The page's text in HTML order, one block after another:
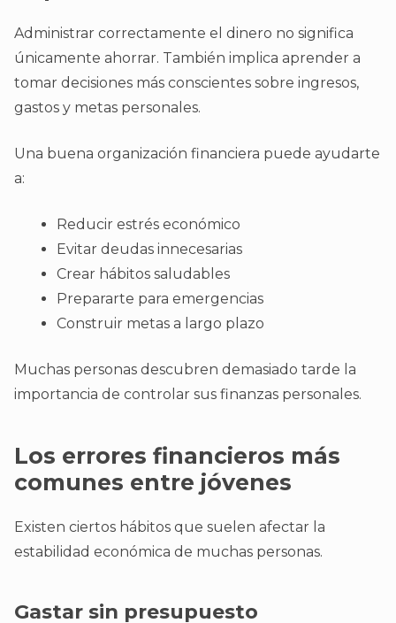
Administrar correctamente el dinero no significa
únicamente ahorrar. También implica aprender a
tomar decisiones más conscientes sobre ingresos,
gastos y metas personales.
Una buena organización financiera puede ayudarte
a:
Reducir estrés económico
Evitar deudas innecesarias
Crear hábitos saludables
Prepararte para emergencias
Construir metas a largo plazo
Muchas personas descubren demasiado tarde la
importancia de controlar sus finanzas personales.
Los errores financieros más
comunes entre jóvenes
Existen ciertos hábitos que suelen afectar la
estabilidad económica de muchas personas.
Gastar sin presupuesto